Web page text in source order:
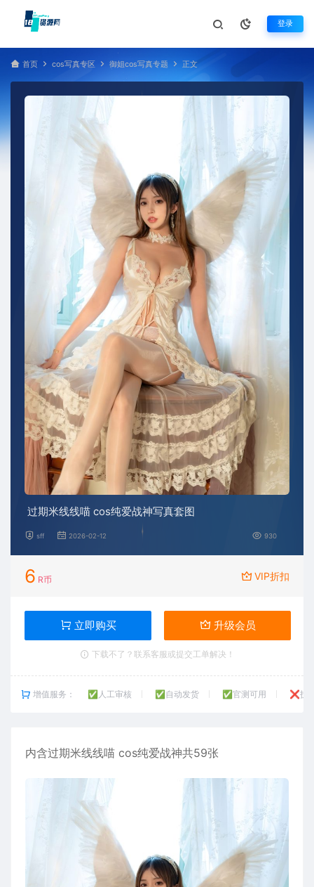
登录
首页 cos写真专区 御姐cos写真专题 正文
过期米线线喵 cos纯爱战神写真套图
sff 2026-02-12 930
6 R币 VIP折扣
立即购买 升级会员
下载不了？联系客服或提交工单解决！
增值服务： ✅人工审核 ✅自动发货 ✅官测可用 ❌技
内含过期米线线喵 cos纯爱战神共59张